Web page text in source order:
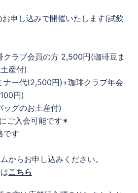
申し込みで開催いたします(試飲
ラブ会員の方 2,500円(珈琲豆ま
産付)
ー代(2,500円)+珈琲クラブ年会
円)
ッグのお土産付)
ご入会可能です✴︎
す
からお申し込みください。
こちら